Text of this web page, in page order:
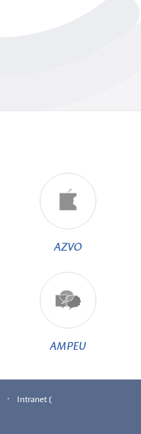
AZVO
AMPEU
·
Intranet (